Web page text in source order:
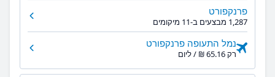
פרנקפורט
1,287 מבצעים ב-11 מיקומים
נמל התעופה פרנקפורט
רק ‏65.16 ‏₪ / ליום